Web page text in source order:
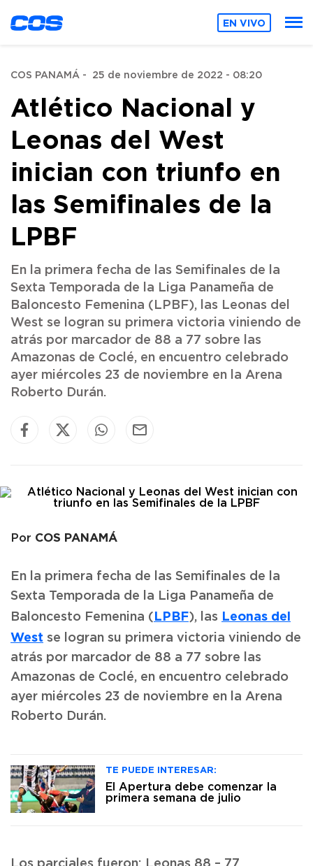
EN VIVO
COS PANAMÁ - 25 de noviembre de 2022 - 08:20
Atlético Nacional y
Leonas del West
inician con triunfo en
las Semifinales de la
LPBF
En la primera fecha de las Semifinales de la
Sexta Temporada de la Liga Panameña de
Baloncesto Femenina (LPBF), las Leonas del
West se logran su primera victoria viniendo de
atrás por marcador de 88 a 77 sobre las
Amazonas de Coclé, en encuentro celebrado
ayer miércoles 23 de noviembre en la Arena
Roberto Durán.
Por COS PANAMÁ
En la primera fecha de las Semifinales de la
Sexta Temporada de la Liga Panameña de
Baloncesto Femenina (LPBF), las Leonas del
West se logran su primera victoria viniendo de
atrás por marcador de 88 a 77 sobre las
Amazonas de Coclé, en encuentro celebrado
ayer miércoles 23 de noviembre en la Arena
Roberto Durán.
TE PUEDE INTERESAR:
El Apertura debe comenzar la
primera semana de julio